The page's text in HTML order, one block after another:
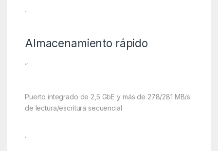
‘
Almacenamiento rápido
”
Puerto integrado de 2,5 GbE y más de 278/281 MB/s
de lectura/escritura secuencial
‘